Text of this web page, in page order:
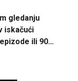
gledanju
iskačući
ili 90…